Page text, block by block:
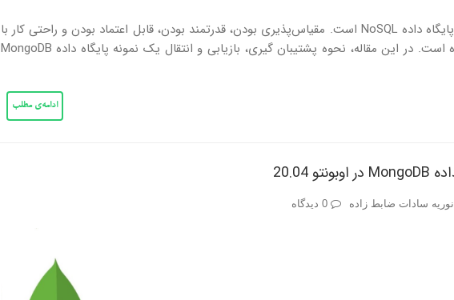
MongoDB، یکی از محبوب‌ترین موتورهای پایگاه داده NoSQL است. مقیاس‌پذیری بودن، قدرتمند بودن، قابل اعتماد بودن و راحتی کار با
آن، جزو ویژگی‌های بارز این ابزار پایگاه داده است. در این مقاله، نحوه پشتیبان گیری، بازیابی و انتقال یک نمونه پایگاه داده MongoDB
ادامه‌ی مطلب
نوریه سادات ضابط زاده